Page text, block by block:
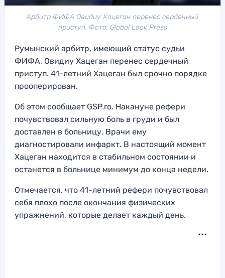
Арбитр ФИФА Овидиу Хацеган перенес сердечный
приступ. Фото: Global Look Press
Румынский арбитр, имеющий статус судьи
ФИФА, Овидиу Хацеган перенес сердечный
приступ. 41-летний Хацеган был срочно порядке
прооперирован.
Об этом сообщает GSP.ro. Накануне рефери
почувствовал сильную боль в груди и был
доставлен в больницу. Врачи ему
диагностировали инфаркт. В настоящий момент
Хацеган находится в стабильном состоянии и
останется в больнице минимум до конца недели.
Отмечается, что 41-летний рефери почувствовал
себя плохо после окончания физических
упражнений, которые делает каждый день.